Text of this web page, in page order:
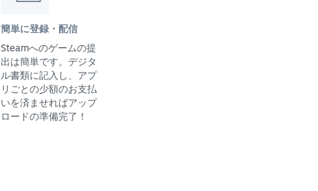
簡単に登録・配信
Steamへのゲームの提
出は簡単です。デジタ
ル書類に記入し、アプ
リごとの少額のお支払
いを済ませればアップ
ロードの準備完了！